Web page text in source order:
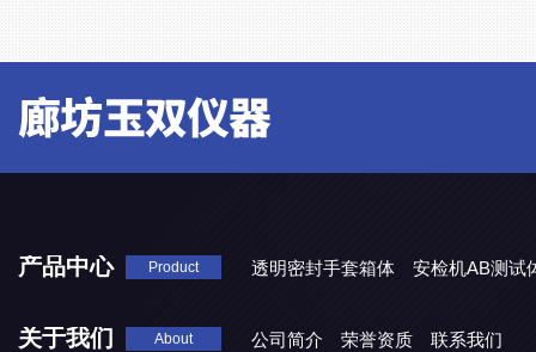
产品中心 Product 透明密封手套箱体 安检机AB测试
关于我们 About 公司简介 荣誉资质 联系我们